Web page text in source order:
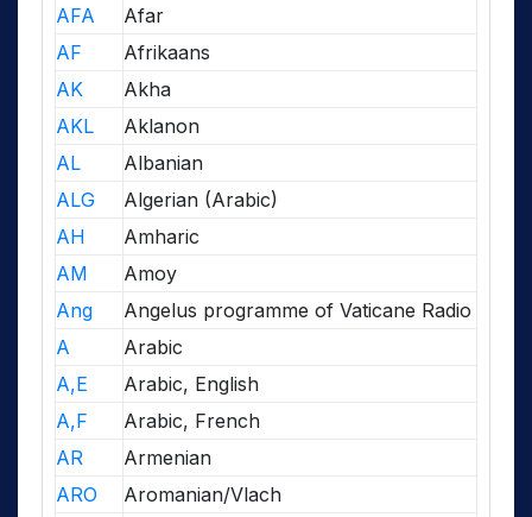
AFA
Afar
AF
Afrikaans
AK
Akha
AKL
Aklanon
AL
Albanian
ALG
Algerian (Arabic)
AH
Amharic
AM
Amoy
Ang
Angelus programme of Vaticane Radio
A
Arabic
A,E
Arabic, English
A,F
Arabic, French
AR
Armenian
ARO
Aromanian/Vlach